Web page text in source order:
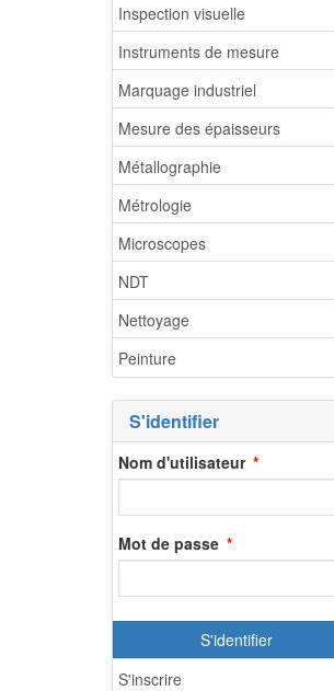
Inspection visuelle
Instruments de mesure
Marquage industriel
Mesure des épaisseurs
Métallographie
Métrologie
Microscopes
NDT
Nettoyage
Peinture
S'identifier
Nom d'utilisateur
Mot de passe
S'identifier
S'inscrire